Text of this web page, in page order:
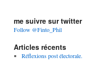
me suivre sur twitter
Follow @Finto_Phil
Articles récents
Réflexions post électorale.